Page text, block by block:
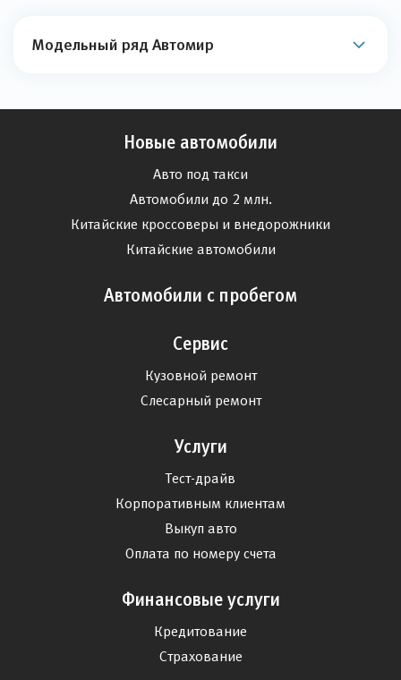
Модельный ряд Автомир
Новые автомобили
Авто под такси
Автомобили до 2 млн.
Китайские кроссоверы и внедорожники
Китайские автомобили
Автомобили с пробегом
Сервис
Кузовной ремонт
Слесарный ремонт
Услуги
Тест-драйв
Корпоративным клиентам
Выкуп авто
Оплата по номеру счета
Финансовые услуги
Кредитование
Страхование